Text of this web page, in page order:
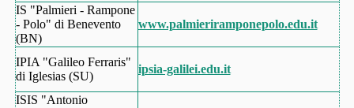
IS "Palmieri - Rampone
- Polo" di Benevento
(BN)
www.palmieriramponepolo.edu.it
IPIA "Galileo Ferraris"
di Iglesias (SU)
ipsia-galilei.edu.it
ISIS "Antonio